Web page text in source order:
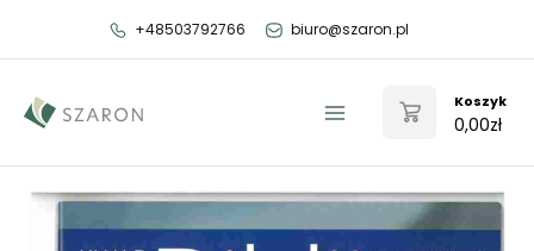
+48503792766 biuro@szaron.pl
Menu
Koszyk
0,00zł